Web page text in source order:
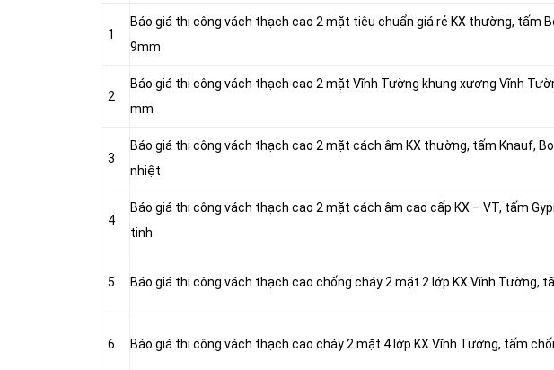
1
Báo giá thi công vách thạch cao 2 mặt tiêu chuẩn giá rẻ KX thường, tấm
9mm
2
Báo giá thi công vách thạch cao 2 mặt Vĩnh Tường khung xương Vĩnh
mm
3
Báo giá thi công vách thạch cao 2 mặt cách âm KX thường, tấm Knauf,
nhiệt
4
Báo giá thi công vách thạch cao 2 mặt cách âm cao cấp KX – VT, tấm
tinh
5 Báo giá thi công vách thạch cao chống cháy 2 mặt 2 lớp KX Vĩnh Tường,
6 Báo giá thi công vách thạch cao cháy 2 mặt 4 lớp KX Vĩnh Tường, tấm